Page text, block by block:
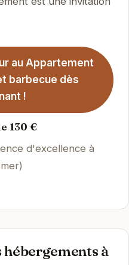
au Appartement
barbecue dès
!
130 €
d'excellence à
à